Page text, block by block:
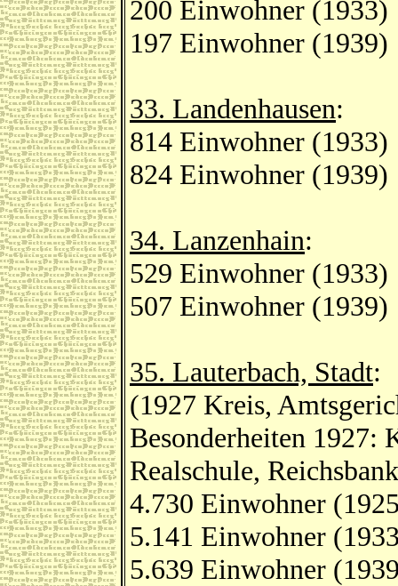
200 Einwohner (1933)
197 Einwohner (1939)
33. Landenhausen:
814 Einwohner (1933)
824 Einwohner (1939)
34. Lanzenhain:
529 Einwohner (1933)
507 Einwohner (1939)
35. Lauterbach, Stadt:
(1927 Kreis,
Besonderheiten 1927:
Realschule,
4.730 Einwohner
5.141 Einwohner
5.639 Einwohner